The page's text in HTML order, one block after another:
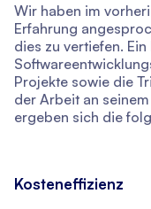
Wir haben im
Erfahrung
dies zu vertiefen.
Projekte sowie die
der Arbeit an
ergeben sich die
Kosteneffizienz